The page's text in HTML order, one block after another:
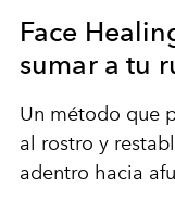
Face
sumar a tu
Un método que
al rostro y
adentro hacia